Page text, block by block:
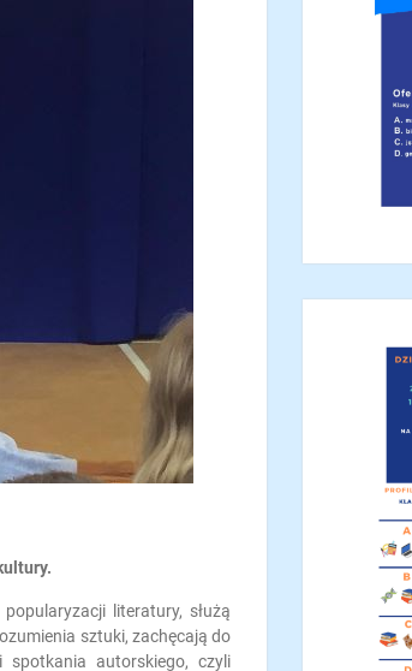
literatury, służą
sztuki, zachęcają do
autorskiego, czyli